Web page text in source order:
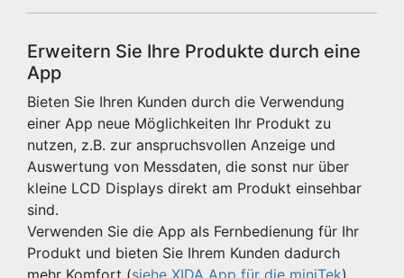
Erweitern Sie Ihre Produkte durch eine
App
Bieten Sie Ihren Kunden durch die Verwendung
einer App neue Möglichkeiten Ihr Produkt zu
nutzen, z.B. zur anspruchsvollen Anzeige und
Auswertung von Messdaten, die sonst nur über
kleine LCD Displays direkt am Produkt einsehbar
sind.
Verwenden Sie die App als Fernbedienung für Ihr
Produkt und bieten Sie Ihrem Kunden dadurch
mehr Komfort (siehe XIDA App für die miniTek).